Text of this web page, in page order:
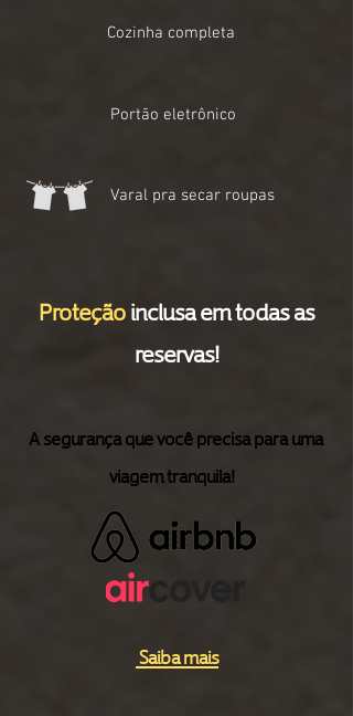
Cozinha completa
Portão eletrônico
Varal pra secar roupas
Proteçãoinclusa em todas as
reservas!
A segurança que você precisa para uma
viagem tranquila!
Saiba mais